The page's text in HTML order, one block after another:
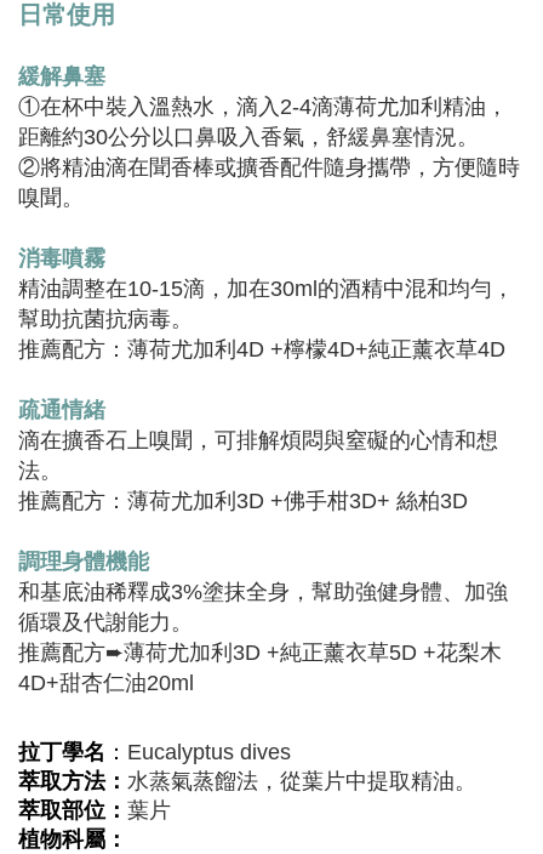
日常使用
緩解鼻塞
①在杯中裝入溫熱水，滴入2-4滴薄荷尤加利精油，
距離約30公分以口鼻吸入香氣，舒緩鼻塞情況。
②將精油滴在聞香棒或擴香配件隨身攜帶，方便隨時
嗅聞。
消毒噴霧
精油調整在10-15滴，加在30ml的酒精中混和均勻，
幫助抗菌抗病毒。
推薦配方：薄荷尤加利4D +檸檬4D+純正薰衣草4D
疏通情緒
滴在擴香石上嗅聞，可排解煩悶與窒礙的心情和想
法。
推薦配方：薄荷尤加利3D +佛手柑3D+ 絲柏3D
調理身體機能
和基底油稀釋成3%塗抹全身，幫助強健身體、加強
循環及代謝能力。
推薦配方➨薄荷尤加利3D +純正薰衣草5D +花梨木
4D+甜杏仁油20ml
拉丁學名 ： Eucalyptus dives
萃取方法： 水蒸氣蒸餾法，從葉片中提取精油。
萃取部位： 葉片
植物科屬：